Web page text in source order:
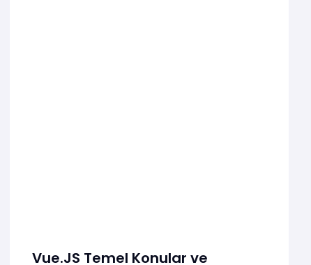
Vue.JS Temel Konular ve